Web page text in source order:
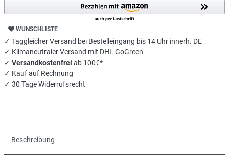
WUNSCHLISTE
✓ Taggleicher Versand bei Bestelleingang bis 14 Uhr innerh. DE
✓ Klimaneutraler Versand mit DHL GoGreen
✓ Versandkostenfrei ab 100€*
✓ Kauf auf Rechnung
✓ 30 Tage Widerrufsrecht
Beschreibung